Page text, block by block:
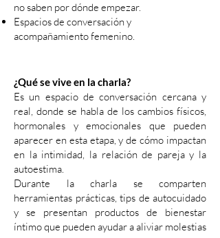
no saben por dónde empezar.
Espacios de conversación y
acompañamiento femenino.
¿Qué se vive en la charla?
Es un espacio de conversación cercana y
real, donde se habla de los cambios físicos,
hormonales y emocionales que pueden
aparecer en esta etapa, y de cómo impactan
en la intimidad, la relación de pareja y la
autoestima.
Durante la charla se comparten
herramientas prácticas, tips de autocuidado
y se presentan productos de bienestar
íntimo que pueden ayudar a aliviar molestias